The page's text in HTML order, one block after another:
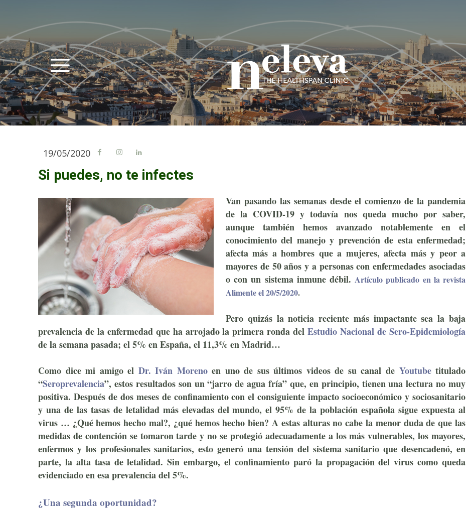
19/05/2020
Si puedes, no te infectes
Van pasando las semanas desde el comienzo de la pandemia
de la COVID-19 y todavía nos queda mucho por saber,
aunque también hemos avanzado notablemente en el
conocimiento del manejo y prevención de esta enfermedad;
afecta más a hombres que a mujeres, afecta más y peor a
mayores de 50 años y a personas con enfermedades asociadas
o con un sistema inmune débil.Artículo publicado en la revista
Alimente el 20/5/2020.
Pero quizás la noticia reciente más impactante sea la baja
prevalencia de la enfermedad que ha arrojado la primera ronda delEstudio Nacional de Sero-Epidemiología
de la semana pasada; el 5% en España, el 11,3% en Madrid…
Como dice mi amigo el Dr. Iván Morenoen uno de sus últimos videos de su canal de Youtubetitulado
“Seroprevalencia”, estos resultados son un“jarro de agua fría” que, en principio, tienen una lectura no muy
positiva. Después de dos meses de confinamiento con el consiguiente impacto socioeconómico y sociosanitario
y una de las tasas de letalidad más elevadas del mundo, el 95% de la población española sigue expuesta al
virus … ¿Qué hemos hecho mal?, ¿qué hemos hecho bien? A estas alturas no cabe la menor duda de que las
medidas de contención se tomaron tarde y no se protegió adecuadamente a los más vulnerables, los mayores,
enfermos y los profesionales sanitarios, esto generó una tensión del sistema sanitario que desencadenó, en
parte, la alta tasa de letalidad. Sin embargo, el confinamiento paró la propagación del virus como queda
evidenciado en esa prevalencia del 5%.
¿Una segunda oportunidad?